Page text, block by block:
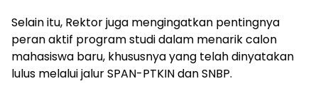
Selain itu, Rektor juga mengingatkan pentingnya
peran aktif program studi dalam menarik calon
mahasiswa baru, khususnya yang telah dinyatakan
lulus melalui jalur SPAN-PTKIN dan SNBP.